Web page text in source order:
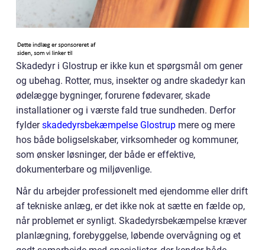
Skadedyr i Glostrup er ikke kun et spørgsmål om gener
og ubehag. Rotter, mus, insekter og andre skadedyr kan
ødelægge bygninger, forurene fødevarer, skade
installationer og i værste fald true sundheden. Derfor
fylderskadedyrsbekæmpelse Glostrup mere og mere
hos både boligselskaber, virksomheder og kommuner,
som ønsker løsninger, der både er effektive,
dokumenterbare og miljøvenlige.
Når du arbejder professionelt med ejendomme eller drift
af tekniske anlæg, er det ikke nok at sætte en fælde op,
når problemet er synligt. Skadedyrsbekæmpelse kræver
planlægning, forebyggelse, løbende overvågning og et